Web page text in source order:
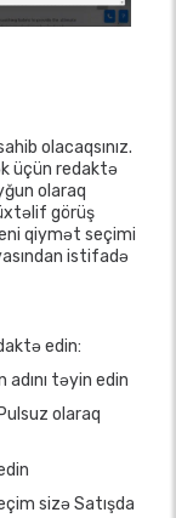
olacaqsınız.
üçün redaktə
olaraq
görüş
qiymət seçimi
istifadə
edin:
təyin edin
olaraq
sizə Satışda